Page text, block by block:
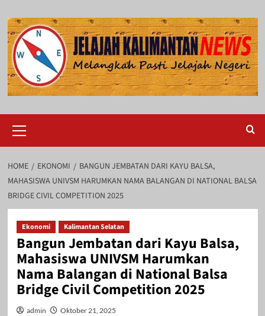
to
content
Menu
HOME EKONOMI
BANGUN JEMBATAN DARI KAYU BALSA,
MAHASISWA UNIVSM HARUMKAN NAMA BALANGAN DI NATIONAL BALSA
BRIDGE CIVIL COMPETITION 2025
Ekonomi Kalimantan Selatan
Bangun Jembatan dari Kayu Balsa,
Mahasiswa UNIVSM Harumkan
Nama Balangan di National Balsa
Bridge Civil Competition 2025
admin Oktober 21, 2025